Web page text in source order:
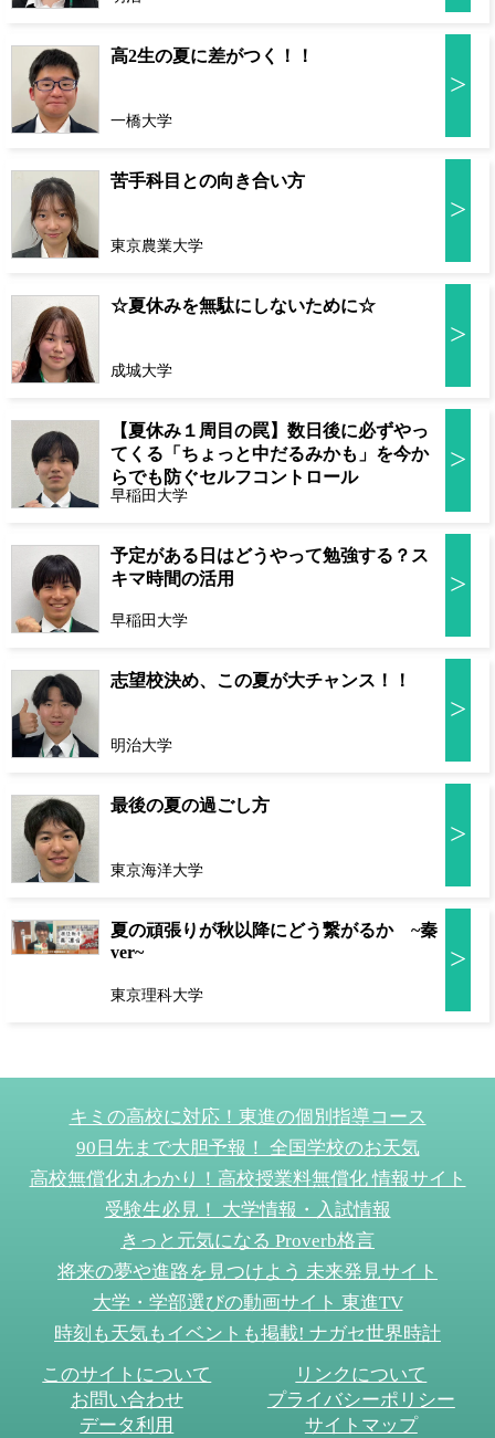
高2生の夏に差がつく！！
一橋大学
>
苦手科目との向き合い方
東京農業大学
>
☆夏休みを無駄にしないために☆
成城大学
>
【夏休み１周目の罠】数日後に必ずやっ
てくる「ちょっと中だるみかも」を今か
らでも防ぐセルフコントロール
早稲田大学
>
予定がある日はどうやって勉強する？ス
キマ時間の活用
早稲田大学
>
志望校決め、この夏が大チャンス！！
明治大学
>
最後の夏の過ごし方
東京海洋大学
>
夏の頑張りが秋以降にどう繋がるか ~秦
ver~
東京理科大学
>
キミの高校に対応！東進の個別指導コース
90日先まで大胆予報！ 全国学校のお天気
高校無償化丸わかり！高校授業料無償化 情報サイト
受験生必見！ 大学情報・入試情報
きっと元気になる Proverb格言
将来の夢や進路を見つけよう 未来発見サイト
大学・学部選びの動画サイト 東進TV
時刻も天気もイベントも掲載! ナガセ世界時計
このサイトについて
リンクについて
お問い合わせ
プライバシーポリシー
データ利用
サイトマップ